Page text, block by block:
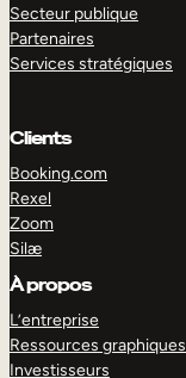
Secteur publique
Partenaires
Services stratégiques
Clients
Booking.com
Rexel
Zoom
Silæ
À propos
L’entreprise
Ressources graphiques
Investisseurs